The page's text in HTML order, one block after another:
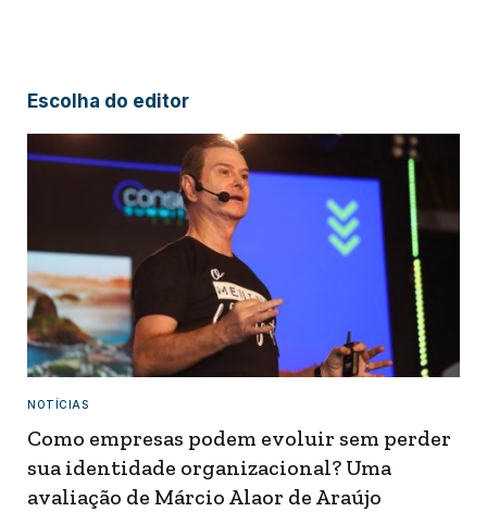
Escolha do editor
NOTÍCIAS
Como empresas podem evoluir sem perder
sua identidade organizacional? Uma
avaliação de Márcio Alaor de Araújo